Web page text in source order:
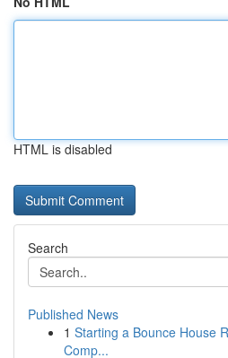
HTML is disabled
Search
Published News
1 Starting a Bounce House
Comp...